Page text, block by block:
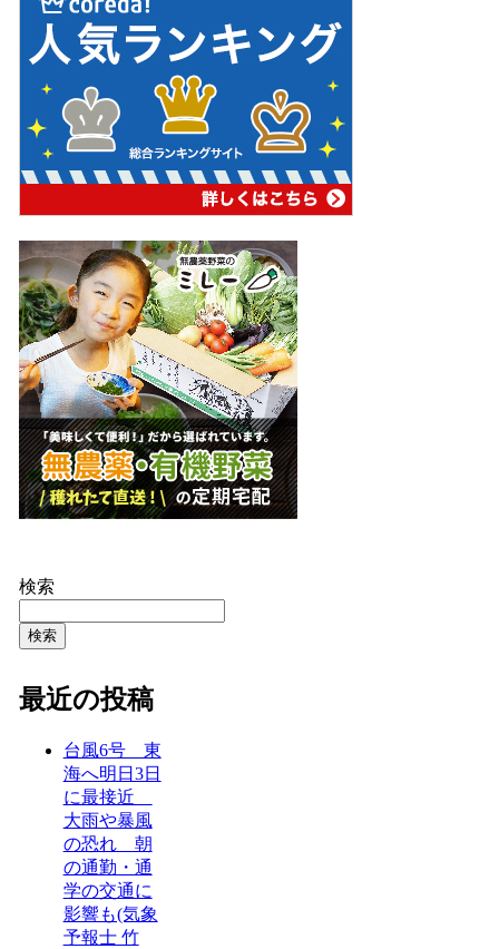
検索
検索
最近の投稿
台風6号 東
海へ明日3日
に最接近
大雨や暴風
の恐れ 朝
の通勤・通
学の交通に
影響も(気象
予報士 竹